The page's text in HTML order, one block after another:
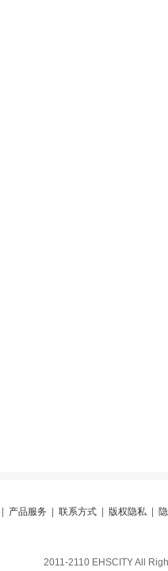
产品服务 联系方式 版权隐私
2011-2110 EHSCITY All